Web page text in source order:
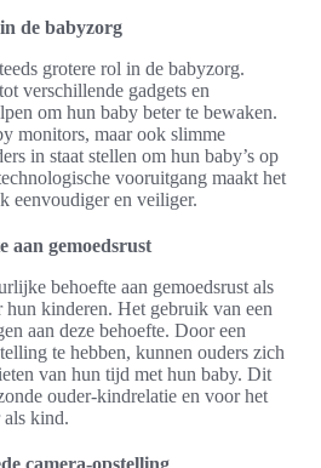
de babyzorg
grotere rol in de babyzorg.
verschillende gadgets en
om hun baby beter te bewaken.
monitors, maar ook slimme
in staat stellen om hun baby’s op
vooruitgang maakt het
eenvoudiger en veiliger.
aan gemoedsrust
behoefte aan gemoedsrust als
hun kinderen. Het gebruik van een
aan deze behoefte. Door een
te hebben, kunnen ouders zich
van hun tijd met hun baby. Dit
ouder-kindrelatie en voor het
kind.